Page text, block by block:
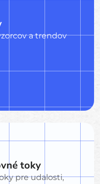
a trendov
toky
pre udalosti,